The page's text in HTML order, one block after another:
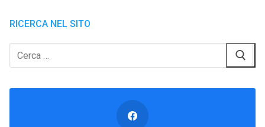
RICERCA NEL SITO
Cerca: